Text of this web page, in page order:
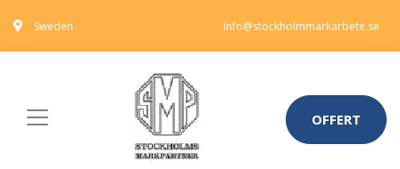
Sweden info@stockholmmarkarbete.se
OFFERT